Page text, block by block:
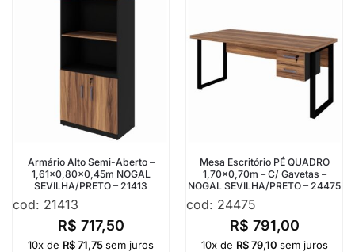
Armário Alto Semi-Aberto –
1,61×0,80×0,45m NOGAL
SEVILHA/PRETO – 21413
cod: 21413
R$ 717,50
10x de R$71,75sem juros
Mesa Escritório PÉ QUADRO
1,70×0,70m – C/ Gavetas –
NOGAL SEVILHA/PRETO – 24475
cod: 24475
R$ 791,00
10x de R$79,10 sem juros